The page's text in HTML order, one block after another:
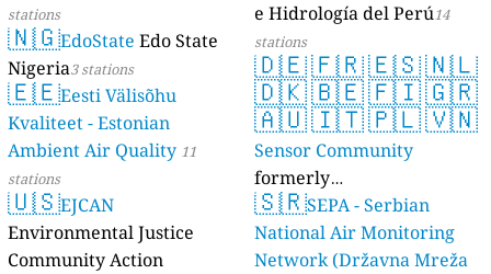
stations
🇳🇬EdoState Edo State
Nigeria3 stations
🇪🇪Eesti Välisõhu
Kvaliteet - Estonian
Ambient Air Quality 11
stations
🇺🇸EJCAN
Environmental Justice
Community Action
e Hidrología del Perú14
stations
🇩🇪🇫🇷🇪🇸🇳🇱
🇩🇰🇧🇪🇫🇮🇬🇷
🇦🇺🇮🇹🇵🇱🇻🇳
Sensor Community
formerly
luftdaten.info35819 stations
🇸🇷SEPA - Serbian
National Air Monitoring
Network (Državna Mreža